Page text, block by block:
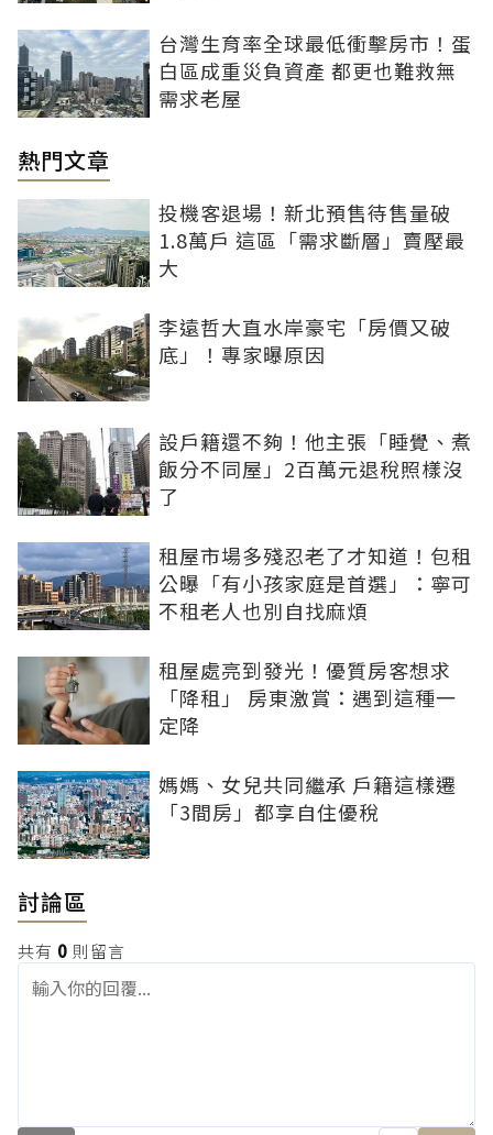
台灣生育率全球最低衝擊房市！蛋
白區成重災負資產 都更也難救無
需求老屋
熱門文章
投機客退場！新北預售待售量破
1.8萬戶 這區「需求斷層」賣壓最
大
李遠哲大直水岸豪宅「房價又破
底」！專家曝原因
設戶籍還不夠！他主張「睡覺、煮
飯分不同屋」2百萬元退稅照樣沒
了
租屋市場多殘忍老了才知道！包租
公曝「有小孩家庭是首選」：寧可
不租老人也別自找麻煩
租屋處亮到發光！優質房客想求
「降租」 房東激賞：遇到這種一
定降
媽媽、女兒共同繼承 戶籍這樣遷
「3間房」都享自住優稅
討論區
共有 0 則留言